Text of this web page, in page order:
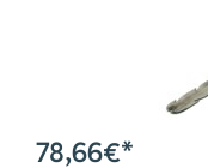
78,66€*